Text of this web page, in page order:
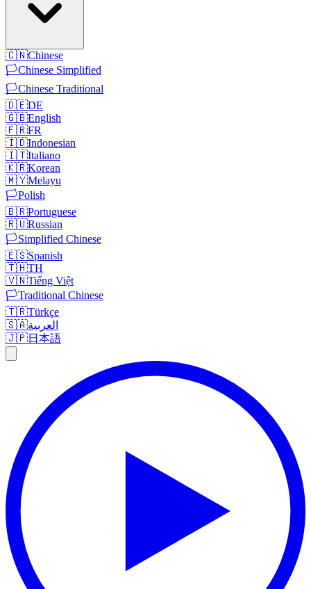
🇨🇳Chinese
🏳️Chinese Simplified
🏳️Chinese Traditional
🇩🇪DE
🇬🇧English
🇫🇷FR
🇮🇩Indonesian
🇮🇹Italiano
🇰🇷Korean
🇲🇾Melayu
🏳️Polish
🇧🇷Portuguese
🇷🇺Russian
🏳️Simplified Chinese
🇪🇸Spanish
🇹🇭TH
🇻🇳Tiếng Việt
🏳️Traditional Chinese
🇹🇷Türkçe
🇸🇦العربية
🇯🇵日本語